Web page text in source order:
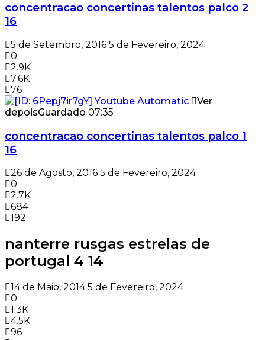
concentracao concertinas talentos palco 2
16
5 de Setembro, 2016 5 de Fevereiro, 2024
0
2.9K
7.6K
76
Ver
depoisGuardado 07:35
concentracao concertinas talentos palco 1
16
26 de Agosto, 2016 5 de Fevereiro, 2024
0
2.7K
684
192
nanterre rusgas estrelas de
portugal 4 14
14 de Maio, 2014 5 de Fevereiro, 2024
0
1.3K
4.5K
96